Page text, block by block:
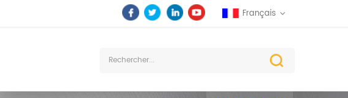
Français